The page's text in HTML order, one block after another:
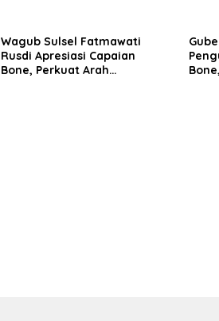
Wagub Sulsel Fatmawati
Rusdi Apresiasi Capaian
Bone, Perkuat Arah